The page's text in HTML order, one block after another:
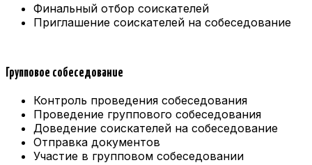
Финальный отбор соискателей
Приглашение соискателей на собеседование
Групповое собеседование
Контроль проведения собеседования
Проведение группового собеседования
Доведение соискателей на собеседование
Отправка документов
Участие в групповом собеседовании